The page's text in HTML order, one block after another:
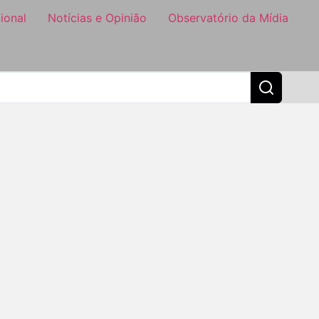
Notícias e Opinião Observatório da Mídia